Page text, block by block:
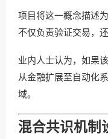
项目将这一概念描述
不仅负责验证交易，
业内人士认为，如果
从金融扩展至自动化
域。
混合共识机制